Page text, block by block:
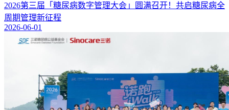
2026第三届「糖尿病数字管理大会」圆满召开！共启糖尿病全
周期管理新征程
2026-06-01